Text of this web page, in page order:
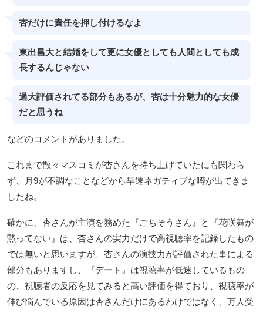
杏だけに責任を押し付けるなよ
東出昌大と結婚をして更に女優としても人間としても成
長するんじゃない
過大評価されてる部分もあるが、杏は十分魅力的な女優
だと思うね
などのコメントがありました。
これまで散々マスコミが杏さんを持ち上げていたにも関わら
ず、月9が不調なことなどから早速ネガティブな噂が出てきま
したね。
確かに、杏さんが主演を務めた『ごちそうさん』と『花咲舞が
黙ってない』は、杏さんの実力だけで高視聴率を記録したもの
では無いと思いますが、杏さんの演技力が評価された事による
部分もありますし、『デート』は視聴率が低迷しているもの
の、視聴者の反応を見てみると高い評価を得ており、視聴率が
伸び悩んでいる原因は杏さんだけにあるわけではなく、万人受